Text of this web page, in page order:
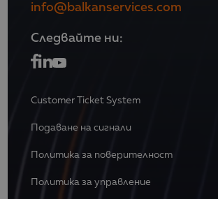
info@balkanservices.com
Следвайте ни:
Customer Ticket System
Подаване на сигнали
Политика за поверителност
Политика за управление